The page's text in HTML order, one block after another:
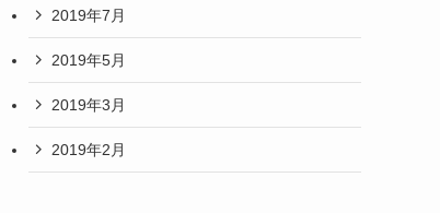
2019年7月
2019年5月
2019年3月
2019年2月